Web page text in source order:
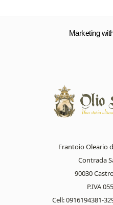
Marketing
Frantoio Oleario
Contrada
90030
P.IVA
Cell: 0916194381-